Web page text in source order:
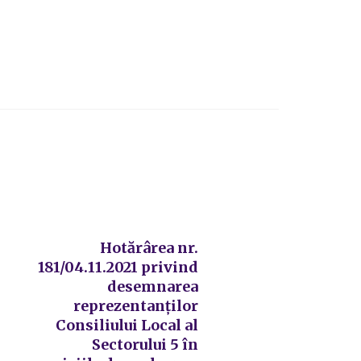
Hotărârea nr.
181/04.11.2021 privind
desemnarea
reprezentanților
Consiliului Local al
Sectorului 5 în